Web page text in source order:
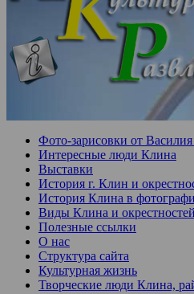
Фото-зарисовки от
Интересные люди Клина
Выставки
История г. Клин и
История Клина в
Виды Клина и окрестностей
Полезные ссылки
О нас
Структура сайта
Культурная жизнь
Творческие люди Клина,